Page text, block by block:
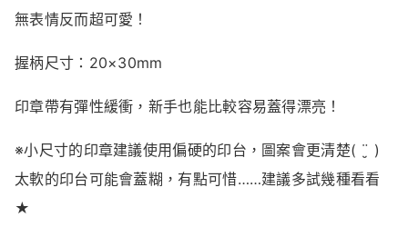
無表情反而超可愛！
握柄尺寸：20×30mm
印章帶有彈性緩衝，新手也能比較容易蓋得漂亮！
※小尺寸的印章建議使用偏硬的印台，圖案會更清楚(‎ ¨̮‎ )
太軟的印台可能會蓋糊，有點可惜……建議多試幾種看看
★